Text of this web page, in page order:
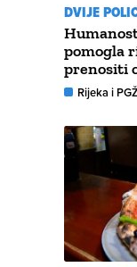
DVIJE
pomogla
prenositi
Rijeka i PGŽ